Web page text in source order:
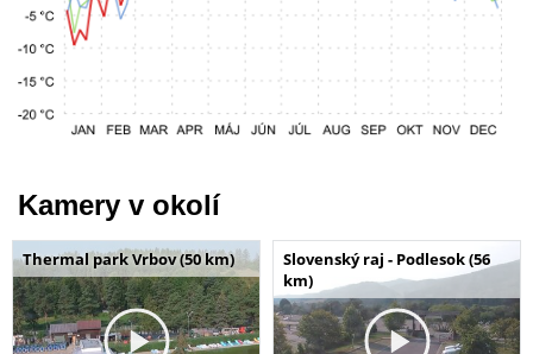
Kamery v okolí
Thermal park Vrbov (50 km)
Slovenský raj - Podlesok (56
km)